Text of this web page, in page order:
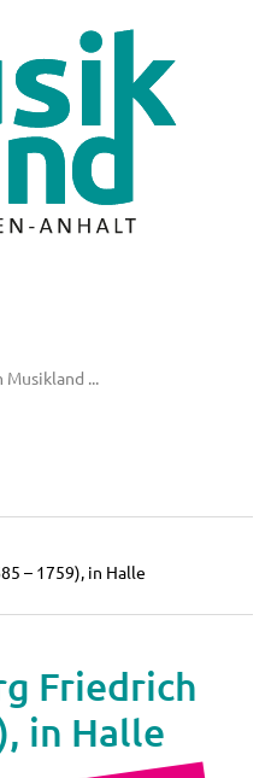
– 1759), in Halle
Friedrich
in Halle